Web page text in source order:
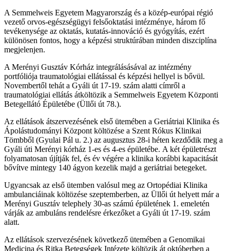
A Semmelweis Egyetem Magyarország és a közép-európai régió
vezető orvos-egészségügyi felsőoktatási intézménye, három fő
tevékenysége az oktatás, kutatás-innováció és gyógyítás, ezért
különösen fontos, hogy a képzési struktúrában minden diszciplína
megjelenjen.
A Merényi Gusztáv Kórház integrálásásával az intézmény
portfóliója traumatológiai ellátással és képzési hellyel is bővül.
Novembertől tehát a Gyáli út 17-19. szám alatti címről a
traumatológiai ellátás átköltözik a Semmelweis Egyetem Központi
Betegellátó Épületébe (Üllői út 78.).
Az ellátások átszervezésének első ütemében a Geriátriai Klinika és
Ápolástudományi Központ költözése a Szent Rókus Klinikai
Tömbből (Gyulai Pál u. 2.) az augusztus 28-i héten kezdődik meg a
Gyáli úti Merényi kórház 1-es és 4-es épületébe. A két épületrészt
folyamatosan újítják fel, és év végére a klinika korábbi kapacitását
bővítve mintegy 140 ágyon kezelik majd a geriátriai betegeket.
Ugyancsak az első ütemben valósul meg az Ortopédiai Klinika
ambulanciáinak költözése szeptemberben, az Üllői út helyett már a
Merényi Gusztáv telephely 30-as számú épületének 1. emeletén
várják az ambuláns rendelésre érkezőket a Gyáli út 17-19. szám
alatt.
Az ellátások szervezésének következő ütemében a Genomikai
Medicina és Ritka Betegségek Intézete költözik át októberben a